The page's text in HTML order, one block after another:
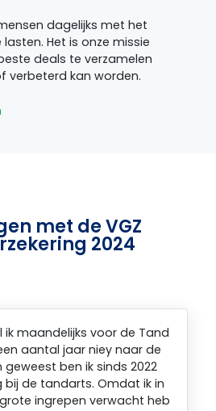
dagelijks met het
Het is onze missie
deals te verzamelen
verbeterd kan worden.
met de VGZ
2024
ik maandelijks voor de Tand
aantal jaar niey naar de
ben ik sinds 2022
bij de tandarts. Omdat ik in
ingrepen verwacht heb